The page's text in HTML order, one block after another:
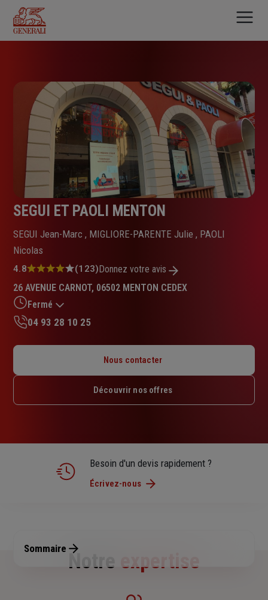
contenu
principal
SEGUI ET PAOLI MENTON
SEGUI Jean-Marc , MIGLIORE-PARENTE Julie , PAOLI
Nicolas
Note
4.8
sur
5
étoiles
4.8 (123)Donnez votre avis
26 AVENUE CARNOT, 06502 MENTON CEDEX
Fermé
Mardi : 09h – 12h / 14h – 18h
Jeudi : 09h – 12h / 14h – 18h
04 93 28 10 25
Nous contacter
Découvrir nos offres
Besoin d'un devis rapidement ?
Écrivez-nous
Sommaire
Notre expertise